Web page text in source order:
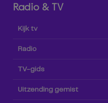
Radio & TV
Kijk tv
Radio
TV-gids
Uitzending gemist